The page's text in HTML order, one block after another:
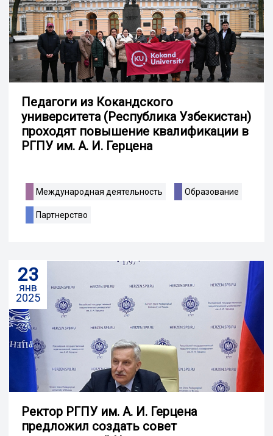
Педагоги из Кокандского
университета (Республика Узбекистан)
проходят повышение квалификации в
РГПУ им. А. И. Герцена
Международная деятельность Образование
Партнерство
23
янв
2025
Ректор РГПУ им. А. И. Герцена
предложил создать совет